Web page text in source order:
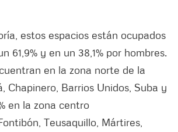
estos espacios están ocupados
61,9% y en un 38,1% por hombres.
en la zona norte de la
Chapinero, Barrios Unidos, Suba y
en la zona centro
Teusaquillo, Mártires,